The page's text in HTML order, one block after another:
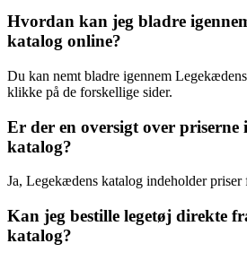
Hvordan kan jeg bladre
katalog online?
Du kan nemt bladre igennem
klikke på de forskellige sider.
Er der en oversigt over priserne
katalog?
Ja, Legekædens katalog indeholder priser
Kan jeg bestille legetøj direkte
katalog?